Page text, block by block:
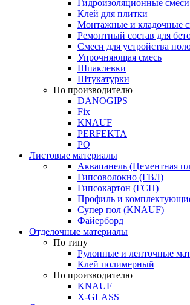
Гидроизоляционные смеси
Клей для плитки
Монтажные и кладочные
Ремонтный состав для
Смеси для устройства
Упрочняющая смесь
Шпаклевки
Штукатурки
По производителю
DANOGIPS
Fix
KNAUF
PERFEKTA
PQ
Листовые материалы
Аквапанель (Цементная
Гипсоволокно (ГВЛ)
Гипсокартон (ГСП)
Профиль и
Супер пол (KNAUF)
Файерборд
Отделочные материалы
По типу
Рулонные и ленточные
Клей полимерный
По производителю
KNAUF
X-GLASS